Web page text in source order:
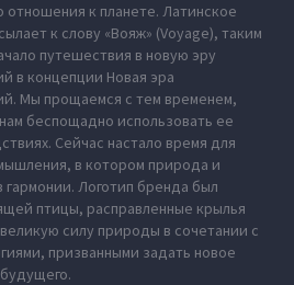
отношения к планете. Латинское
к слову «Вояж» (Voyage), таким
путешествия в новую эру
в концепции Новая эра
Мы прощаемся с тем временем,
беспощадно использовать ее
Сейчас настало время для
в котором природа и
Логотип бренда был
птицы, расправленные крылья
силу природы в сочетании с
призванными задать новое